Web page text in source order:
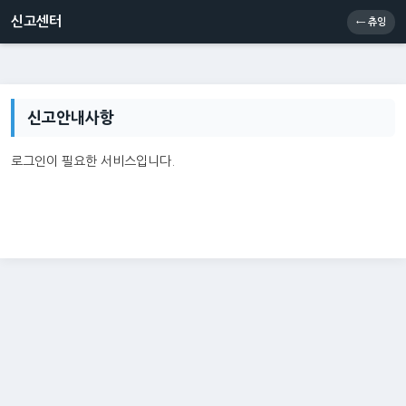
신고센터 메인
신고센터 ← 츄잉
신고안내사항
로그인이 필요한 서비스입니다.